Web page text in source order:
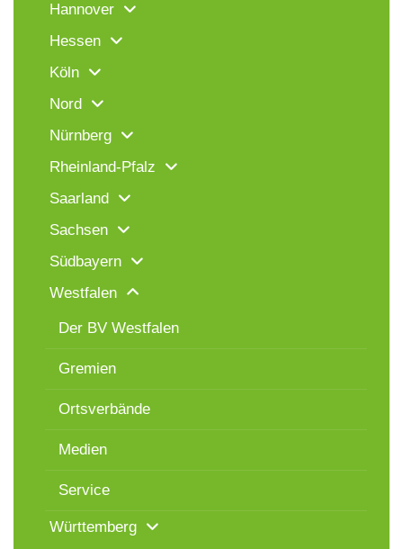
Hannover
Hessen
Köln
Nord
Nürnberg
Rheinland-Pfalz
Saarland
Sachsen
Südbayern
Westfalen
Der BV Westfalen
Gremien
Ortsverbände
Medien
Service
Württemberg